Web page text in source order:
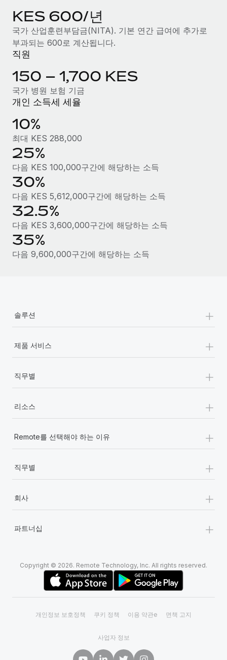
Remote 제품 관련 소식: Gusto 및 Xero와의 통합과
Remote Contractor Management Plus
Remote의 사명은 모든 규모의 기업이 전 세계 어디서든 업무에 가
장 적합 사람을 찾아 채용 및 관리하고 급여를 지급하도록 돕는 것
자세히 알아보기
Shootsta가 Remote를 통해 네 개의 시장에서 글로벌
채용을 확장한 방법
비디오 콘텐츠를 활용한 마케팅이 계속해서 인기를 끌면서, 기업들
에게는 흥미롭고 전문적인 비디오 제작이 어느 때보다 중요해졌습
니다. 그러나 대부분의 회사들은 그렇게 높은 품질의...
자세히 알아보기
KES 600/년
국가 산업훈련부담금(NITA). 기본 연간 급여에 추가로
부과되는 600로 계산됩니다.
직원
150 – 1,700 KES
국가 병원 보험 기금
개인 소득세 세율
10%
최대 KES 288,000
25%
다음 KES 100,000구간에 해당하는 소득
30%
다음 KES 5,612,000구간에 해당하는 소득
32.5%
다음 KES 3,600,000구간에 해당하는 소득
35%
다음 9,600,000구간에 해당하는 소득
솔루션 +
제품 서비스 +
직무별 +
리소스 +
Remote를 선택해야 하는 이유 +
직무별 +
회사 +
파트너십 +
Copyright © 2026. Remote Technology, Inc. All rights reserved.
개인정보 보호정책 쿠키 정책 이용 약관e 면책 고지
사업자 정보